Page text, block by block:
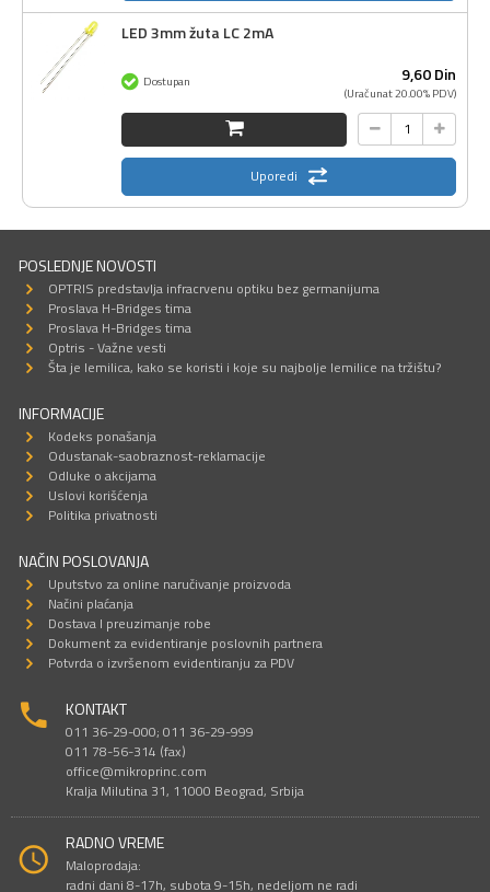
LED 3mm žuta LC 2mA
9,60Din
(Uračunat 20.00% PDV)
Dostupan
Uporedi
POSLEDNJE NOVOSTI
OPTRIS predstavlja infracrvenu optiku bez germanijuma
Proslava H-Bridges tima
Proslava H-Bridges tima
Optris - Važne vesti
Šta je lemilica, kako se koristi i koje su najbolje lemilice na tržištu?
INFORMACIJE
Kodeks ponašanja
Odustanak-saobraznost-reklamacije
Odluke o akcijama
Uslovi korišćenja
Politika privatnosti
NAČIN POSLOVANJA
Uputstvo za online naručivanje proizvoda
Načini plaćanja
Dostava I preuzimanje robe
Dokument za evidentiranje poslovnih partnera
Potvrda o izvršenom evidentiranju za PDV
KONTAKT
011 36-29-000; 011 36-29-999
011 78-56-314 (fax)
office@mikroprinc.com
Kralja Milutina 31, 11000 Beograd, Srbija
RADNO VREME
Maloprodaja:
radni dani 8-17h, subota 9-15h, nedeljom ne radi